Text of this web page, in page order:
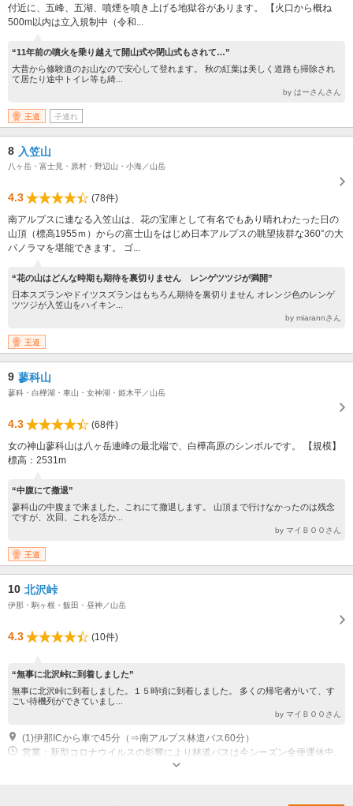
付近に、五峰、五湖、噴煙を噴き上げる地獄谷があります。 【火口から概ね
500m以内は立入規制中（令和...
“11年前の噴火を乗り越えて開山式や閉山式もされて…”
大昔から修験道のお山なので安心して登れます。 秋の紅葉は美しく道路も掃除され
て居たり途中トイレ等も綺...
by はーさんさん
王道 子連れ
8 入笠山
八ヶ岳・富士見・原村・野辺山・小海／山岳
4.3
(78件)
南アルプスに連なる入笠山は、花の宝庫として有名でもあり晴れわたった日の
山頂（標高1955ｍ）からの富士山をはじめ日本アルプスの眺望抜群な360°の大
パノラマを堪能できます。 ゴ...
“花の山はどんな時期も期待を裏切りません レンゲツツジが満開”
日本スズランやドイツスズランはもちろん期待を裏切りません オレンジ色のレンゲ
ツツジが入笠山をハイキン...
by miarannさん
王道
9 蓼科山
蓼科・白樺湖・車山・女神湖・姫木平／山岳
4.3
(68件)
女の神山蓼科山は八ヶ岳連峰の最北端で、白樺高原のシンボルです。 【規模】
標高：2531m
“中腹にて撤退”
蓼科山の中腹まで来ました。これにて撤退します。 山頂まで行けなかったのは残念
ですが、次回、これを活か...
by マイＢＯＯさん
王道
10 北沢峠
伊那・駒ヶ根・飯田・昼神／山岳
4.3 (10件)
“無事に北沢峠に到着しました”
無事に北沢峠に到着しました。１５時頃に到着しました。 多くの帰宅者がいて、す
ごい待機列ができていまし...
by マイＢＯＯさん
(1)伊那ICから車で45分（⇒南アルプス林道バス60分）
営業：新型コロナウイルスの影響により林道バスは今シーズン全便運休中。
伊那市側からの南アルプス登山は自粛頂きますようお願い致します。